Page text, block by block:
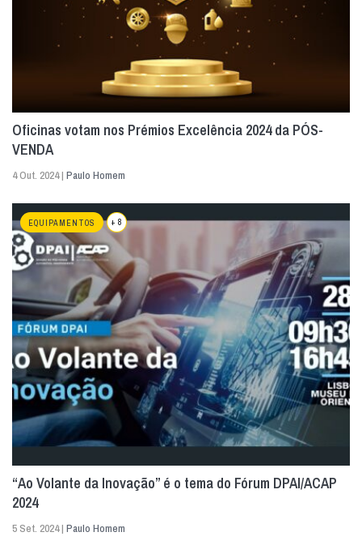
Oficinas votam nos Prémios Excelência 2024 da PÓS-
VENDA
4 Out. 2024 | Paulo Homem
EQUIPAMENTOS + 8
“Ao Volante da Inovação” é o tema do Fórum DPAI/ACAP
2024
5 Set. 2024 | Paulo Homem